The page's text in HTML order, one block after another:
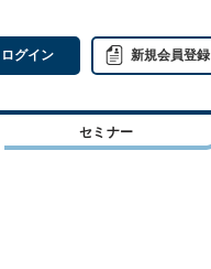
ログイン 新規会員登録
セミナー